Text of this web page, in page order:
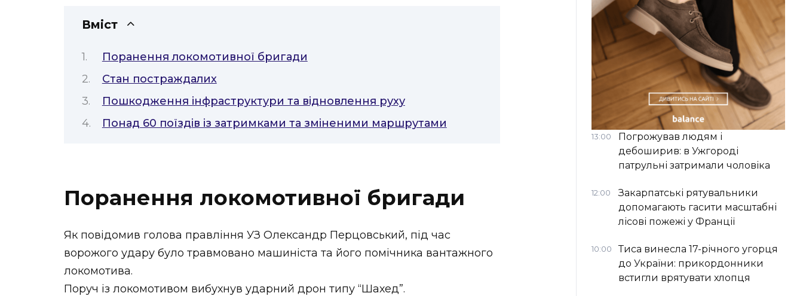
Вміст
Поранення локомотивної бригади
Стан постраждалих
Пошкодження інфраструктури та відновлення руху
Понад 60 поїздів із затримками та зміненими маршрутами
Поранення локомотивної бригади
Як повідомив голова правління УЗ Олександр Перцовський, під час
ворожого удару було травмовано машиніста та його помічника вантажного
локомотива.
Поруч із локомотивом вибухнув ударний дрон типу “Шахед”.
13:00
Погрожував людям і
дебоширив: в Ужгороді
патрульні затримали чоловіка
12:00
Закарпатські рятувальники
допомагають гасити масштабні
лісові пожежі у Франції
10:00
Тиса винесла 17-річного угорця
до України: прикордонники
встигли врятувати хлопця